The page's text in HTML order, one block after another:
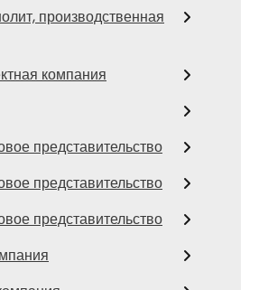
производственная
компания
представительство
представительство
представительство